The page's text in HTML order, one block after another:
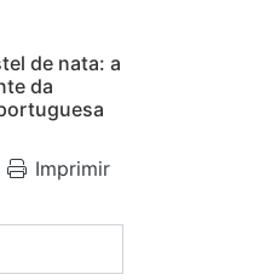
de nata: a
da
Imprimir